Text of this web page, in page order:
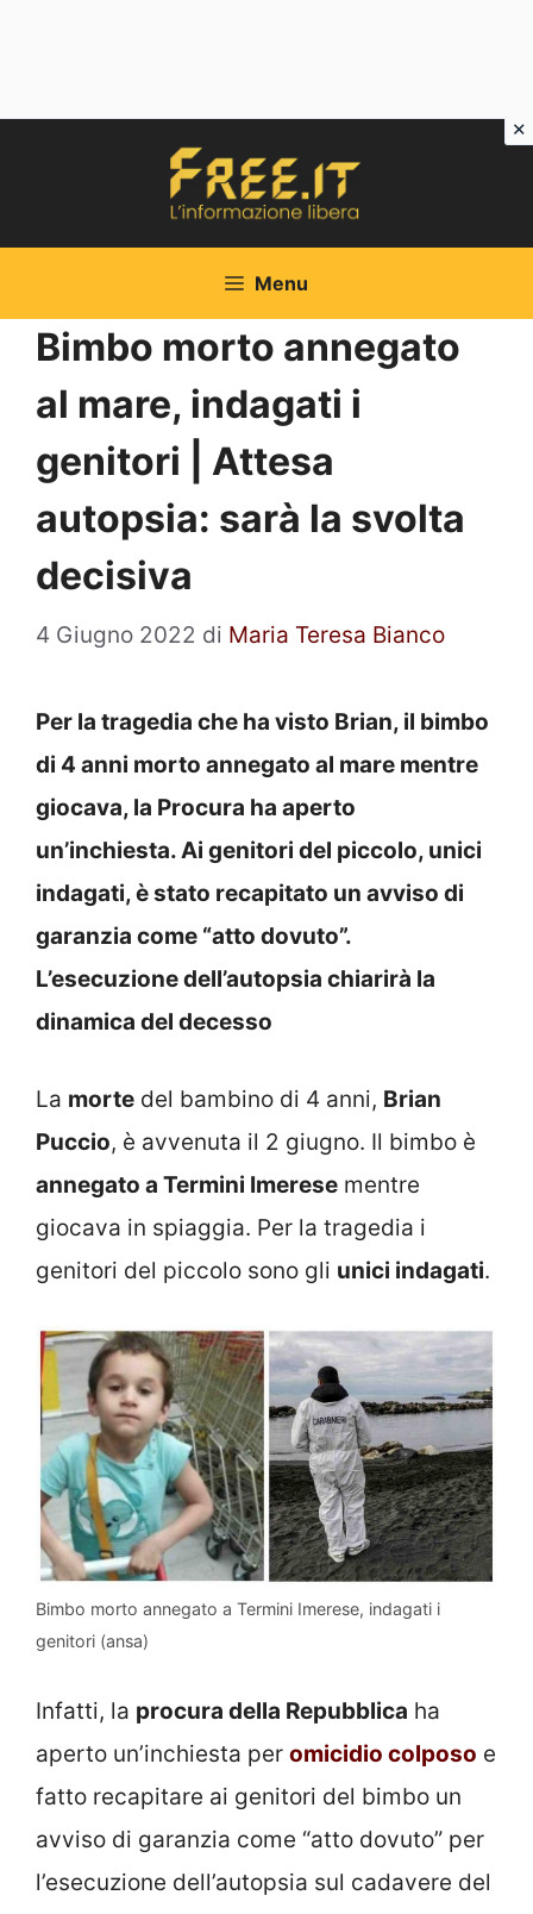
Menu
Bimbo morto annegato
al mare, indagati i
genitori | Attesa
autopsia: sarà la svolta
decisiva
4 Giugno 2022 di Maria Teresa Bianco
Per la tragedia che ha visto Brian, il bimbo
di 4 anni morto annegato al mare mentre
giocava, la Procura ha aperto
un’inchiesta. Ai genitori del piccolo, unici
indagati, è stato recapitato un avviso di
garanzia come “atto dovuto”.
L’esecuzione dell’autopsia chiarirà la
dinamica del decesso
La morte del bambino di 4 anni, Brian
Puccio, è avvenuta il 2 giugno. Il bimbo è
annegato a Termini Imerese mentre
giocava in spiaggia. Per la tragedia i
genitori del piccolo sono gli unici indagati.
Bimbo morto annegato a Termini Imerese, indagati i
genitori (ansa)
Infatti, la procura della Repubblica ha
aperto un’inchiesta per omicidio colposo e
fatto recapitare ai genitori del bimbo un
avviso di garanzia come “atto dovuto” per
l’esecuzione dell’autopsia sul cadavere del